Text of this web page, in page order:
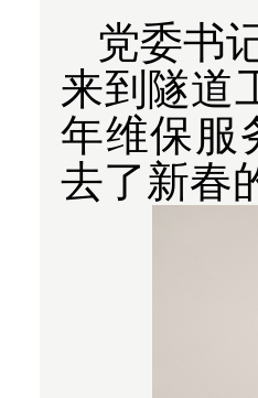
党委书
来到隧道
年维保服
去了新春